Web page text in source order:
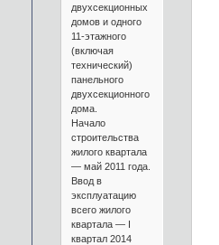
двухсекционных
домов и одного
11-этажного
(включая
технический)
панельного
двухсекционного
дома.
Начало
строительства
жилого квартала
— май 2011 года.
Ввод в
эксплуатацию
всего жилого
квартала — I
квартал 2014